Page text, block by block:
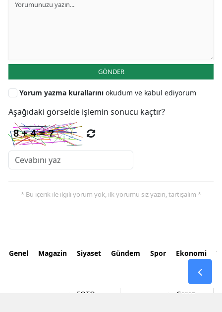
GÖNDER
Yorum yazma kurallarını okudum ve kabul ediyorum
Aşağıdaki görselde işlemin sonucu kaçtır?
* Bu içerik ile ilgili yorum yok, ilk yorumu siz yazın, tartışalım *
Genel Magazin Siyaset Gündem Spor Ekonomi
FOTO
Çerez